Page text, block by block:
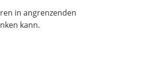
in angrenzenden
kann.